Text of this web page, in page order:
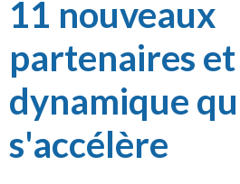
11 nouveaux
partenaires
dynamique
s'accélère